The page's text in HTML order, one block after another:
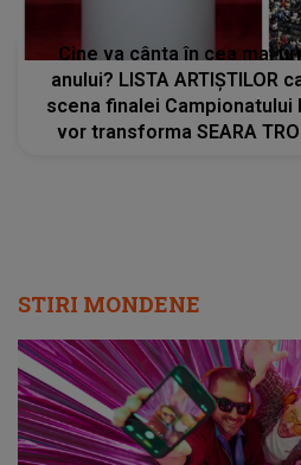
Cine va cânta în cea mai
anului? LISTA ARTIȘTILOR
scena finalei Campionatului
vor transforma SEARA
STIRI MONDENE